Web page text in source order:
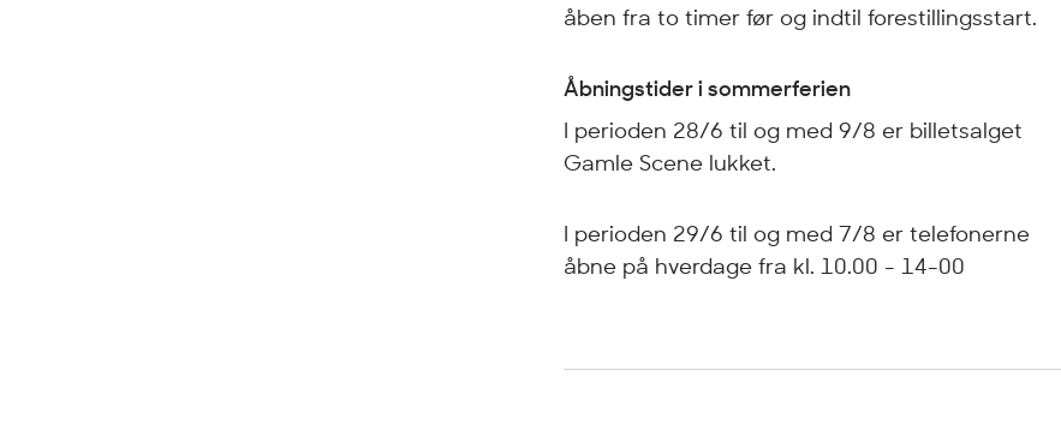
åben fra to timer før og indtil forestillingsstart.
Åbningstider i sommerferien
I perioden 28/6 til og med 9/8 er billetsalget
Gamle Scene lukket.
I perioden 29/6 til og med 7/8 er telefonerne
åbne på hverdage fra kl. 10.00 - 14-00